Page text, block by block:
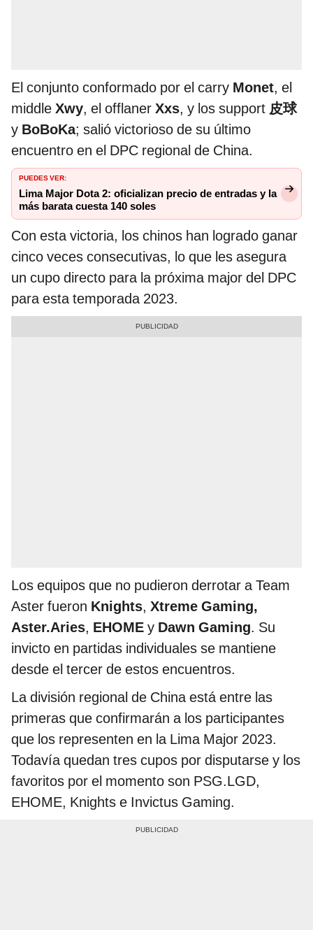
El conjunto conformado por el carry Monet, el
middle Xwy, el offlaner Xxs, y los support 皮球
y BoBoKa; salió victorioso de su último
encuentro en el DPC regional de China.
PUEDES VER:
Lima Major Dota 2: oficializan precio de entradas y la
más barata cuesta 140 soles
Con esta victoria, los chinos han logrado ganar
cinco veces consecutivas, lo que les asegura
un cupo directo para la próxima major del DPC
para esta temporada 2023.
Los equipos que no pudieron derrotar a Team
Aster fueron Knights, Xtreme Gaming,
Aster.Aries, EHOME y Dawn Gaming. Su
invicto en partidas individuales se mantiene
desde el tercer de estos encuentros.
La división regional de China está entre las
primeras que confirmarán a los participantes
que los representen en la Lima Major 2023.
Todavía quedan tres cupos por disputarse y los
favoritos por el momento son PSG.LGD,
EHOME, Knights e Invictus Gaming.